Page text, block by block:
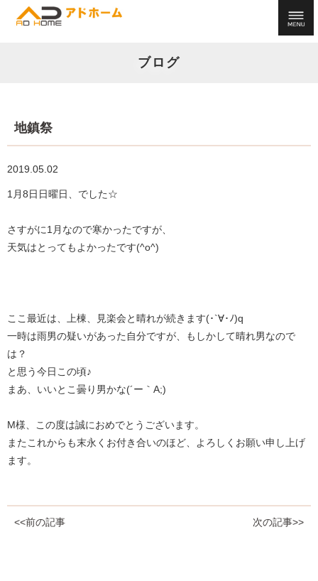
ブログ
地鎮祭
2019.05.02
1月8日日曜日、でした☆
さすがに1月なので寒かったですが、
天気はとってもよかったです(^o^)
ここ最近は、上棟、見楽会と晴れが続きます(･`∀･ﾉ)q
一時は雨男の疑いがあった自分ですが、もしかして晴れ男なので
は？
と思う今日この頃♪
まあ、いいとこ曇り男かな(´ー｀A;)
M様、この度は誠におめでとうございます。
またこれからも末永くお付き合いのほど、よろしくお願い申し上げ
ます。
<<前の記事 次の記事>>